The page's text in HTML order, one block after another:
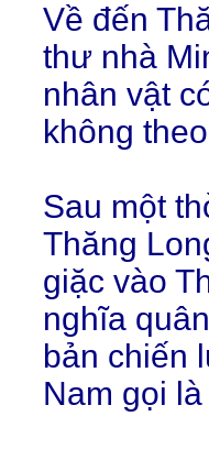
Về đến
thư nhà
nhân vật
không
Sau một
Thăng
giặc vào
nghĩa
bản chiến
Nam gọi